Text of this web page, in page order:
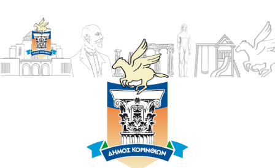
ΔΗΜΟΣ
ΚΟΡΙΝΘΙΩΝ